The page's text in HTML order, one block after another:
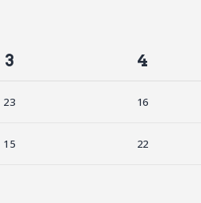
3 4
23 16
15 22